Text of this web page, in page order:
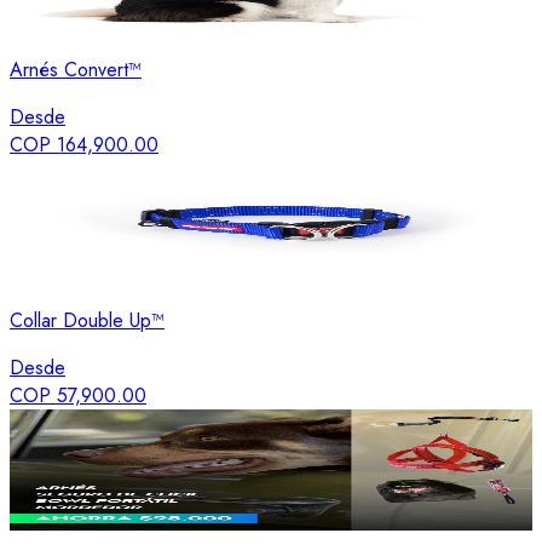
Arnés Convert™
Desde
COP 164,900.00
Collar Double Up™
Desde
COP 57,900.00